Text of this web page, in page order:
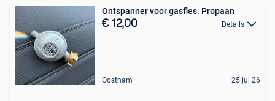
Ontspanner voor gasfles. Propaan
€ 12,00 Details
Oostham 25 jul 26